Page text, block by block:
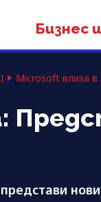
Бизнес
Microsoft влиза в
нови